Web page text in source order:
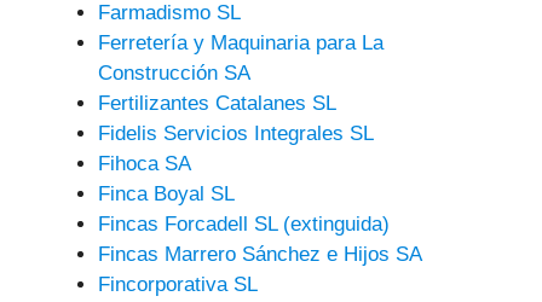
Farmadismo SL
Ferretería y Maquinaria para La
Construcción SA
Fertilizantes Catalanes SL
Fidelis Servicios Integrales SL
Fihoca SA
Finca Boyal SL
Fincas Forcadell SL (extinguida)
Fincas Marrero Sánchez e Hijos SA
Fincorporativa SL